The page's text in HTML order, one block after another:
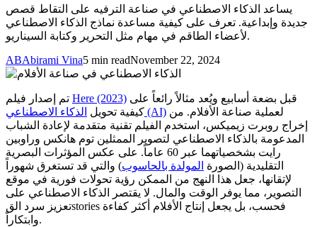
يساعد الذكاء الاصطناعي في صناعة الترفيه على التقاط قصص
جديدة وإبداعية. تعرف على كيفية مساعدة نماذج الذكاء الاصطناعي
لأعضاء الطاقم في مهام مثل التحرير وكتابة السيناريو.
ABAbirami Vina5 min readNovember 22, 2024
Here (2023)
كيفية تحويل الذكاء الاصطناعي (AI)
إخراج روبرت زيميكس، استخدم الفيلم تقنية متقدمة لإعادة الشباب
المدعومة بالذكاء الاصطناعي لتصوير الممثلين توم هانكس وراوبين
رايت بشخصياتهما عبر 60 عاماً. على عكس المؤثرات البصرية
التقليدية (الصورة المولدة بالحاسوب) والتي قد تستغرق شهوراً
لإتقانها، جعل هذا النهج من الممكن رؤية تحولات فورية في موقع
التصوير، مما يوفر الوقت والمال. لا يقتصر الذكاء الاصطناعي على
تعزيز سرد القstories فحسب، بل يجعل إنتاج الأفلام أكثر كفاءة
وابتكاراً.